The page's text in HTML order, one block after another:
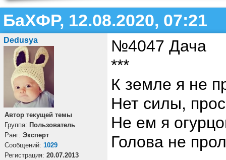
БаХФР, 12.08.2020, 07:21
Dedusya
Автор текущей темы
Группа: Пользователь
Ранг: Эксперт
Cообщений: 1029
Регистрация: 20.07.2013
№4047 Дача
***
К земле я не
Нет силы,
Не ем я
Голова не